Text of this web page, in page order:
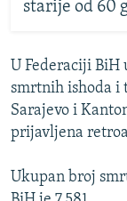
starije od 60
U Federaciji BiH
smrtnih ishoda i
Sarajevo i
prijavljena
Ukupan broj